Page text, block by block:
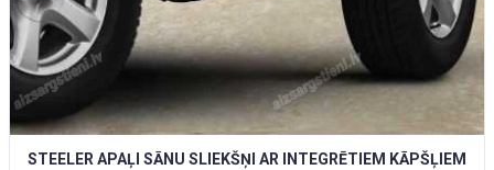
STEELER APAĻI SĀNU SLIEKŠŅI AR INTEGRĒTIEM KĀPŠĻIEM